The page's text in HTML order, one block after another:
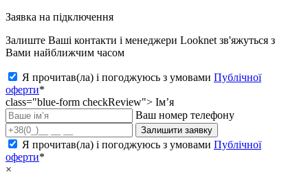
Заявка на підключення
Залиште Ваші контакти і менеджери Looknet зв'яжуться з
Вами найближчим часом
Я прочитав(ла) і погоджуюсь з умовами Публічної
оферти*
class="blue-form checkReview"> Ім’я
Ваш номер телефону
Залишити заявку
Я прочитав(ла) і погоджуюсь з умовами Публічної
оферти*
×